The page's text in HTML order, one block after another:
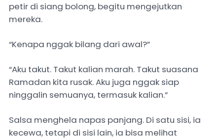
petir di siang bolong, begitu mengejutkan
mereka.
“Kenapa nggak bilang dari awal?”
“Aku takut. Takut kalian marah. Takut suasana
Ramadan kita rusak. Aku juga nggak siap
ninggalin semuanya, termasuk kalian.”
Salsa menghela napas panjang. Di satu sisi, ia
kecewa, tetapi di sisi lain, ia bisa melihat